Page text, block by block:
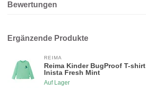
Bewertungen
Ergänzende Produkte
REIMA
Reima Kinder BugProof T-shirt
Inista Fresh Mint
Auf Lager